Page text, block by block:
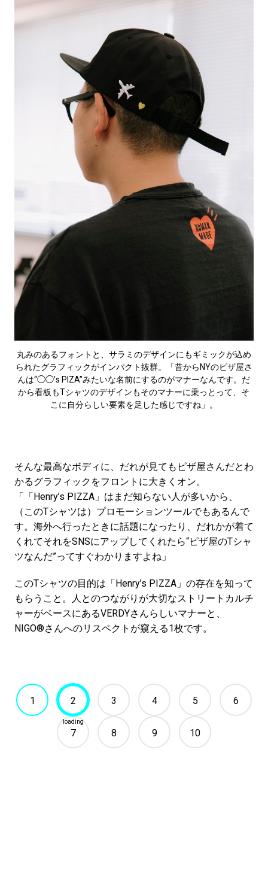
丸みのあるフォントと、サラミのデザインにもギミックが込め
られたグラフィックがインパクト抜群。「昔からNYのピザ屋さ
んは“◯◯’s PIZA”みたいな名前にするのがマナーなんです。だ
から看板もTシャツのデザインもそのマナーに乗っとって、そ
こに自分らしい要素を足した感じですね」。
そんな最高なボディに、だれが見てもピザ屋さんだとわ
かるグラフィックをフロントに大きくオン。
「「Henry’s PIZZA」はまだ知らない人が多いから、
（このTシャツは）プロモーションツールでもあるんで
す。海外へ行ったときに話題になったり、だれかが着て
くれてそれをSNSにアップしてくれたら“ピザ屋のTシャ
ツなんだ”ってすぐわかりますよね」
このTシャツの目的は「Henry’s PIZZA」の存在を知って
もらうこと。人とのつながりが大切なストリートカルチ
ャーがベースにあるVERDYさんらしいマナーと、
NIGO®さんへのリスペクトが窺える1枚です。
1 2 3 4 5 6
7 8 9 10